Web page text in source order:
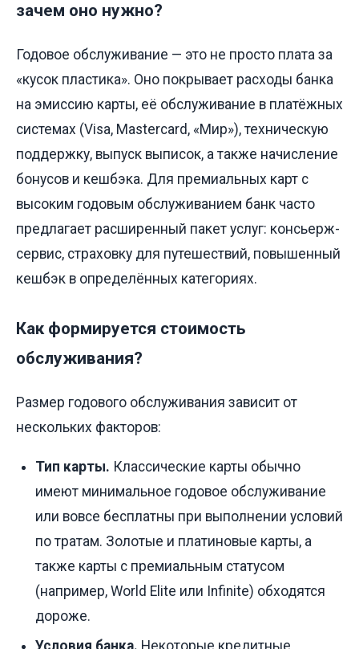
зачем оно нужно?
Годовое обслуживание — это не просто плата за
«кусок пластика». Оно покрывает расходы банка
на эмиссию карты, её обслуживание в платёжных
системах (Visa, Mastercard, «Мир»), техническую
поддержку, выпуск выписок, а также начисление
бонусов и кешбэка. Для премиальных карт с
высоким годовым обслуживанием банк часто
предлагает расширенный пакет услуг: консьерж-
сервис, страховку для путешествий, повышенный
кешбэк в определённых категориях.
Как формируется стоимость
обслуживания?
Размер годового обслуживания зависит от
нескольких факторов:
Тип карты. Классические карты обычно
имеют минимальное годовое обслуживание
или вовсе бесплатны при выполнении условий
по тратам. Золотые и платиновые карты, а
также карты с премиальным статусом
(например, World Elite или Infinite) обходятся
дороже.